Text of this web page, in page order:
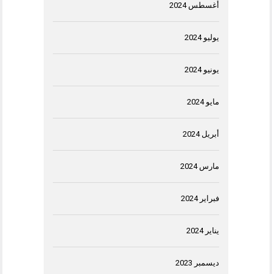
أغسطس 2024
يوليو 2024
يونيو 2024
مايو 2024
أبريل 2024
مارس 2024
فبراير 2024
يناير 2024
ديسمبر 2023